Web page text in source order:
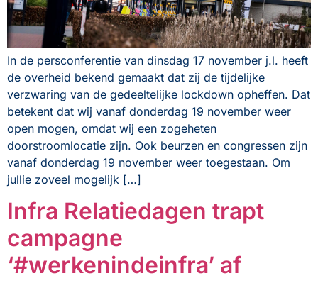
In de persconferentie van dinsdag 17 november j.l. heeft
de overheid bekend gemaakt dat zij de tijdelijke
verzwaring van de gedeeltelijke lockdown opheffen. Dat
betekent dat wij vanaf donderdag 19 november weer
open mogen, omdat wij een zogeheten
doorstroomlocatie zijn. Ook beurzen en congressen zijn
vanaf donderdag 19 november weer toegestaan. Om
jullie zoveel mogelijk […]
Infra Relatiedagen trapt
campagne
‘#werkenindeinfra’ af